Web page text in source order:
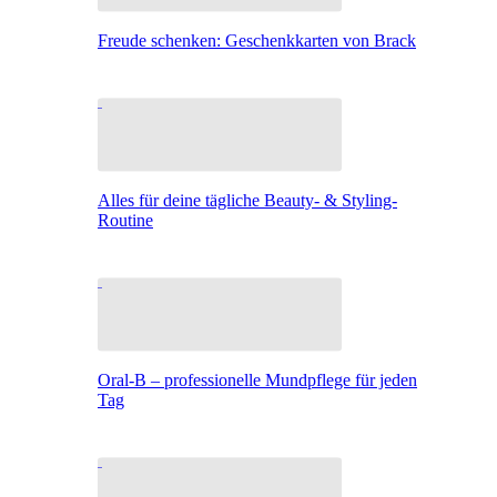
Freude schenken: Geschenkkarten von Brack
Alles für deine tägliche Beauty- & Styling-
Routine
Oral-B – professionelle Mundpflege für jeden
Tag